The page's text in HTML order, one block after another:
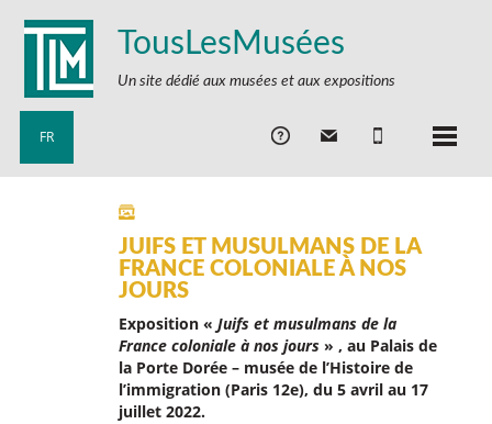
TousLesMusées
Un site dédié aux musées et aux expositions
FR
JUIFS ET MUSULMANS DE LA
FRANCE COLONIALE À NOS
JOURS
Exposition « Juifs et musulmans de la
France coloniale à nos jours » , au Palais de
la Porte Dorée – musée de l’Histoire de
l’immigration (Paris 12e), du 5 avril au 17
juillet 2022.